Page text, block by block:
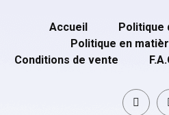
Accueil
Politique
Politique en
Conditions de vente